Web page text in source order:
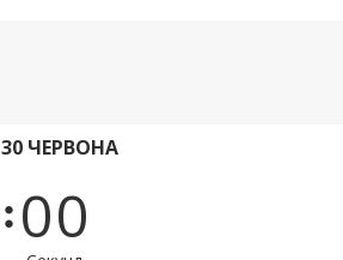
ЧЕРВОНА
00